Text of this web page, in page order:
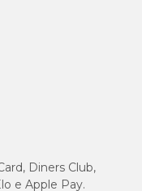
Diners Club,
e Apple Pay.